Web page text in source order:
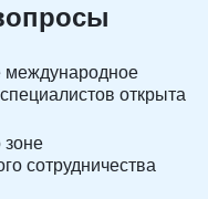
международное
открыта
сотрудничества